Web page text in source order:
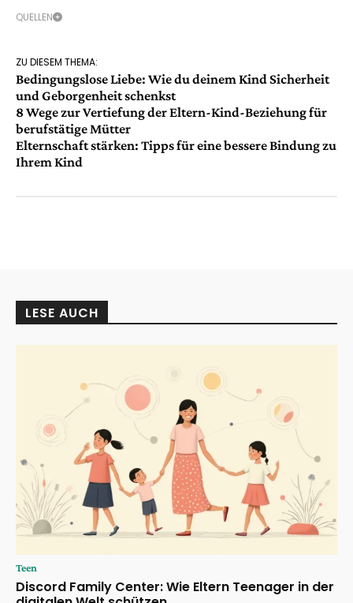
QUELLEN
ZU DIESEM THEMA:
Bedingungslose Liebe: Wie du deinem Kind Sicherheit
und Geborgenheit schenkst
8 Wege zur Vertiefung der Eltern-Kind-Beziehung für
berufstätige Mütter
Elternschaft stärken: Tipps für eine bessere Bindung zu
Ihrem Kind
LESE AUCH
Teen
Discord Family Center: Wie Eltern Teenager in der